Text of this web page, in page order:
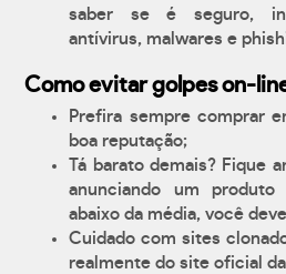
saber se é seguro,
antívirus, malwares e
Como evitar golpes on-
Prefira sempre comprar
boa reputação;
Tá barato demais? Fique
anunciando um
abaixo da média, você
Cuidado com sites
realmente do site oficial